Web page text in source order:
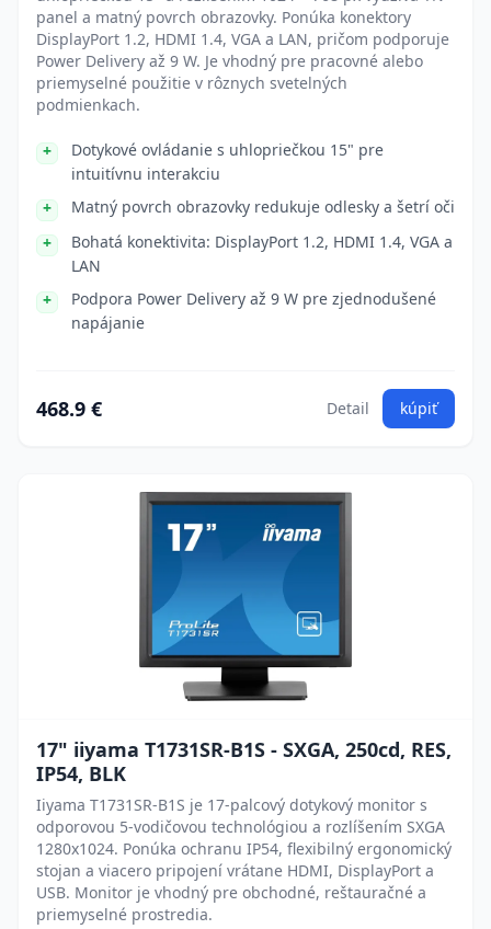
panel a matný povrch obrazovky. Ponúka konektory
DisplayPort 1.2, HDMI 1.4, VGA a LAN, pričom podporuje
Power Delivery až 9 W. Je vhodný pre pracovné alebo
priemyselné použitie v rôznych svetelných
podmienkach.
Dotykové ovládanie s uhlopriečkou 15" pre
intuitívnu interakciu
Matný povrch obrazovky redukuje odlesky a šetrí oči
Bohatá konektivita: DisplayPort 1.2, HDMI 1.4, VGA a
LAN
Podpora Power Delivery až 9 W pre zjednodušené
napájanie
468.9 € Detail kúpiť
17" iiyama T1731SR-B1S - SXGA, 250cd, RES,
IP54, BLK
Iiyama T1731SR-B1S je 17-palcový dotykový monitor s
odporovou 5-vodičovou technológiou a rozlíšením SXGA
1280x1024. Ponúka ochranu IP54, flexibilný ergonomický
stojan a viacero pripojení vrátane HDMI, DisplayPort a
USB. Monitor je vhodný pre obchodné, reštauračné a
priemyselné prostredia.